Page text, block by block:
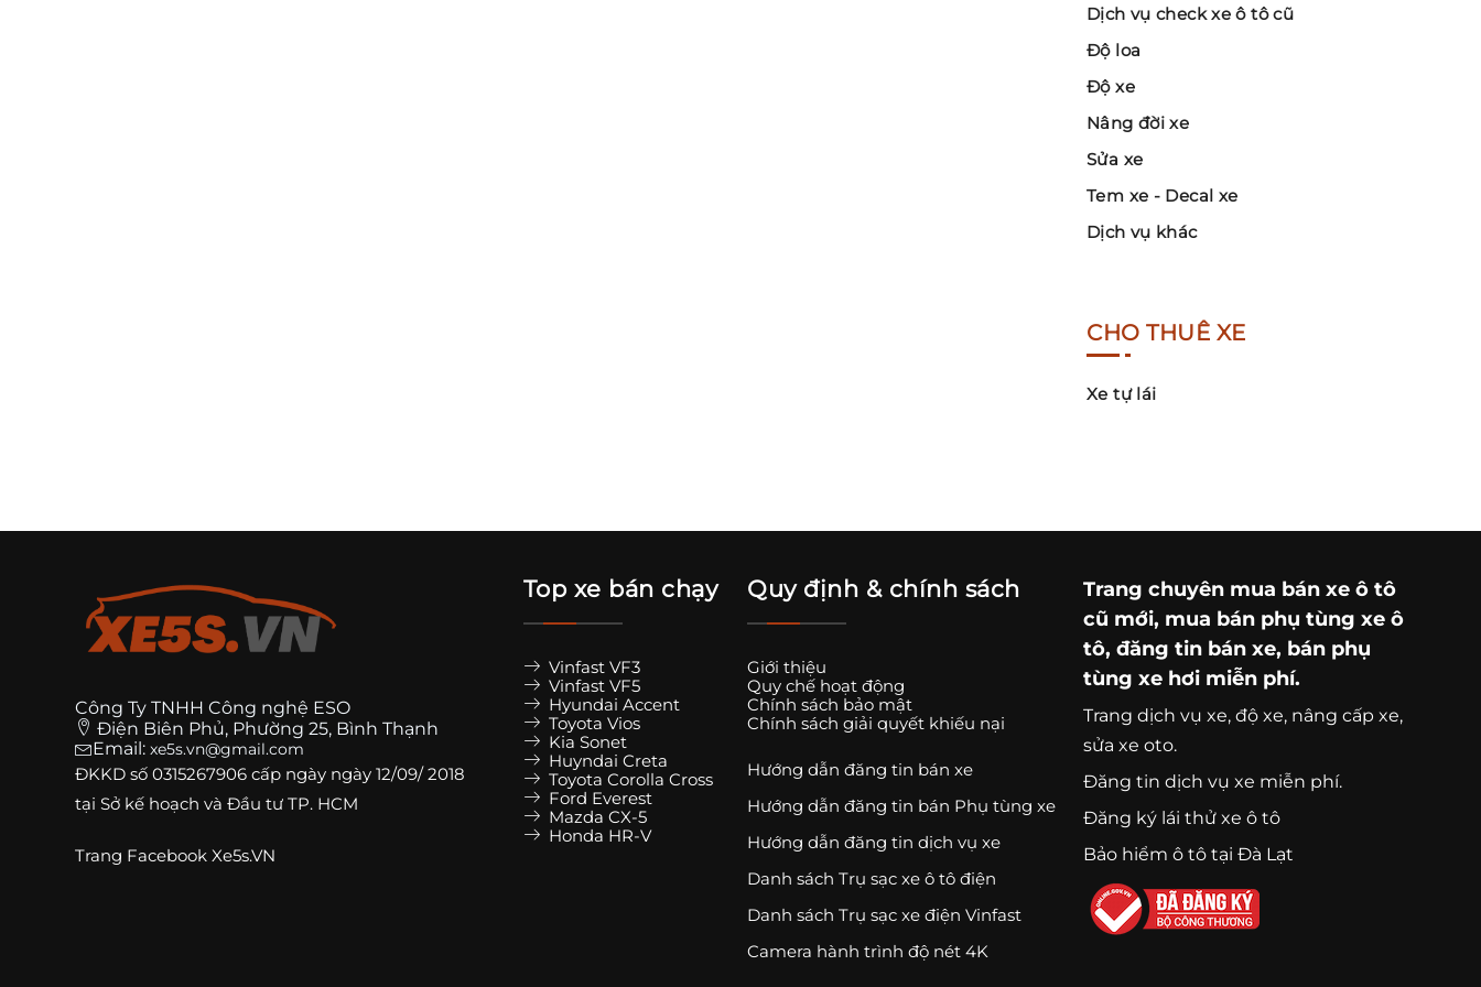
Dịch vụ check xe ô tô cũ
Độ loa
Độ xe
Nâng đời xe
Sửa xe
Tem xe - Decal xe
Dịch vụ khác
CHO THUÊ XE
Xe tự lái
Công Ty TNHH Công nghệ ESO
Điện Biên Phủ, Phường 25, Bình Thạnh
Email: xe5s.vn@gmail.com
ĐKKD số 0315267906 cấp ngày ngày 12/09/ 2018
tại Sở kế hoạch và Đầu tư TP. HCM
Trang Facebook Xe5s.VN
Top xe bán chạy
Vinfast VF3
Vinfast VF5
Hyundai Accent
Toyota Vios
Kia Sonet
Huyndai Creta
Toyota Corolla Cross
Ford Everest
Mazda CX-5
Honda HR-V
Quy định & chính sách
Giới thiệu
Quy chế hoạt động
Chính sách bảo mật
Chính sách giải quyết khiếu nại
Hướng dẫn đăng tin bán xe
Hướng dẫn đăng tin bán Phụ tùng xe
Hướng dẫn đăng tin dịch vụ xe
Danh sách Trụ sạc xe ô tô điện
Danh sách Trụ sạc xe điện Vinfast
Camera hành trình độ nét 4K
Trang chuyên mua bán xe ô tô
cũ mới, mua bán phụ tùng xe ô
tô, đăng tin bán xe, bán phụ
tùng xe hơi miễn phí.
Trang dịch vụ xe, độ xe, nâng cấp xe,
sửa xe oto.
Đăng tin dịch vụ xe miễn phí.
Đăng ký lái thử xe ô tô
Bảo hiểm ô tô tại Đà Lạt